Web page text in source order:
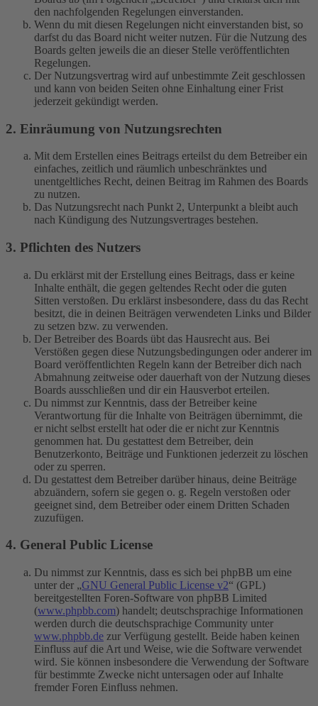
den nachfolgenden Regelungen einverstanden.
Wenn du mit diesen Regelungen nicht einverstanden bist, so
darfst du das Board nicht weiter nutzen. Für die Nutzung des
Boards gelten jeweils die an dieser Stelle veröffentlichten
Regelungen.
Der Nutzungsvertrag wird auf unbestimmte Zeit geschlossen
und kann von beiden Seiten ohne Einhaltung einer Frist
jederzeit gekündigt werden.
2. Einräumung von Nutzungsrechten
Mit dem Erstellen eines Beitrags erteilst du dem Betreiber ein
einfaches, zeitlich und räumlich unbeschränktes und
unentgeltliches Recht, deinen Beitrag im Rahmen des Boards
zu nutzen.
Das Nutzungsrecht nach Punkt 2, Unterpunkt a bleibt auch
nach Kündigung des Nutzungsvertrages bestehen.
3. Pflichten des Nutzers
Du erklärst mit der Erstellung eines Beitrags, dass er keine
Inhalte enthält, die gegen geltendes Recht oder die guten
Sitten verstoßen. Du erklärst insbesondere, dass du das Recht
besitzt, die in deinen Beiträgen verwendeten Links und Bilder
zu setzen bzw. zu verwenden.
Der Betreiber des Boards übt das Hausrecht aus. Bei
Verstößen gegen diese Nutzungsbedingungen oder anderer im
Board veröffentlichten Regeln kann der Betreiber dich nach
Abmahnung zeitweise oder dauerhaft von der Nutzung dieses
Boards ausschließen und dir ein Hausverbot erteilen.
Du nimmst zur Kenntnis, dass der Betreiber keine
Verantwortung für die Inhalte von Beiträgen übernimmt, die
er nicht selbst erstellt hat oder die er nicht zur Kenntnis
genommen hat. Du gestattest dem Betreiber, dein
Benutzerkonto, Beiträge und Funktionen jederzeit zu löschen
oder zu sperren.
Du gestattest dem Betreiber darüber hinaus, deine Beiträge
abzuändern, sofern sie gegen o. g. Regeln verstoßen oder
geeignet sind, dem Betreiber oder einem Dritten Schaden
zuzufügen.
4. General Public License
Du nimmst zur Kenntnis, dass es sich bei phpBB um eine
unter der „GNU General Public License v2“ (GPL)
bereitgestellten Foren-Software von phpBB Limited
(www.phpbb.com) handelt; deutschsprachige Informationen
werden durch die deutschsprachige Community unter
www.phpbb.de zur Verfügung gestellt. Beide haben keinen
Einfluss auf die Art und Weise, wie die Software verwendet
wird. Sie können insbesondere die Verwendung der Software
für bestimmte Zwecke nicht untersagen oder auf Inhalte
fremder Foren Einfluss nehmen.